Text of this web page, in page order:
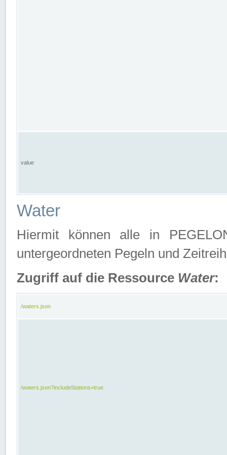
value
Water
Hiermit können alle in
untergeordneten Pegeln und
Zugriff auf die Ressource Water:
/waters.json
/waters.json?includeStations=true